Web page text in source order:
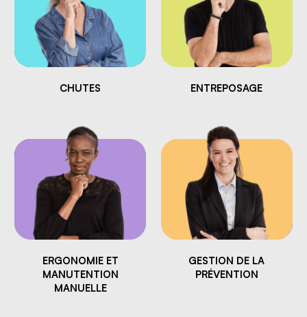
CHUTES ENTREPOSAGE
ERGONOMIE ET
MANUTENTION
MANUELLE
GESTION DE LA
PRÉVENTION